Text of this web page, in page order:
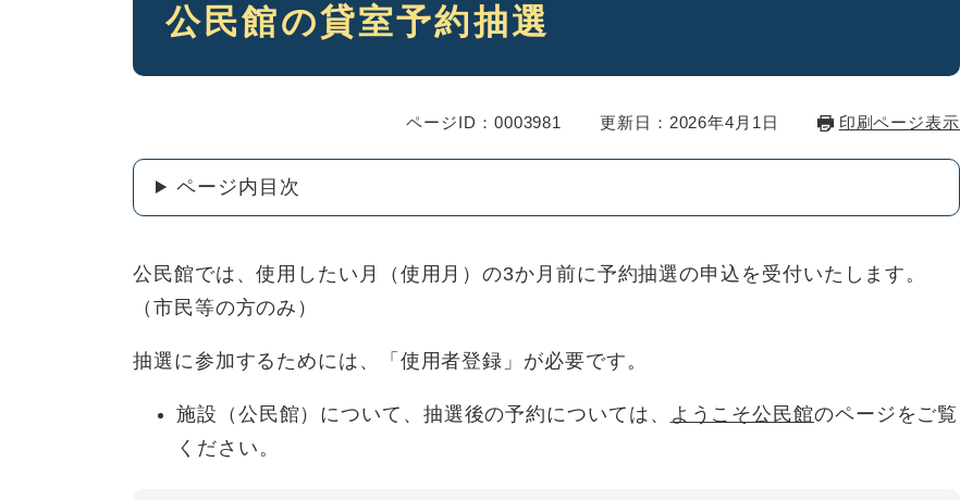
公民館の貸室予約抽選
ページID：0003981 更新日：2026年4月1日 印刷ページ表示
ページ内目次
公民館では、使用したい月（使用月）の3か月前に予約抽選の申込を受付いたします。
（市民等の方のみ）
抽選に参加するためには、「使用者登録」が必要です。
施設（公民館）について、抽選後の予約については、 ようこそ公民館のページをご覧
ください。